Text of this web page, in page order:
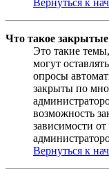
Что такое
Это такие
могут
опросы
закрыты по
возможность
зависимости
Вернуться к